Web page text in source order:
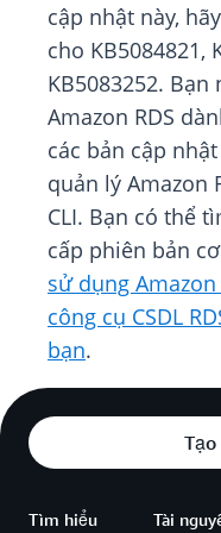
cập nhật này,
cho KB5084821,
KB5083252.
Amazon RDS
các bản cập
quản lý Amazon
CLI. Bạn có thể
cấp phiên bản
sử dụng Amazon
công cụ CSDL
bạn.
Tìm hiểu Tài